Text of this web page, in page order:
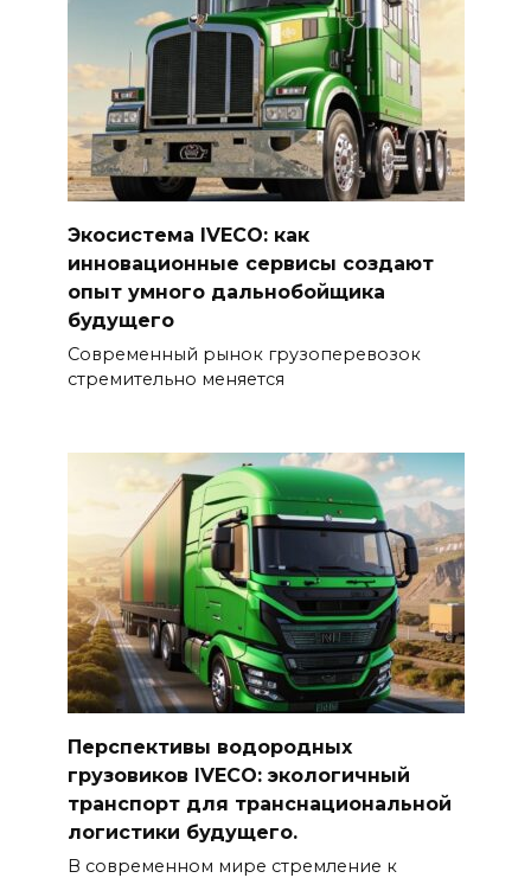
Экосистема IVECO: как
инновационные сервисы создают
опыт умного дальнобойщика
будущего
Современный рынок грузоперевозок
стремительно меняется
Перспективы водородных
грузовиков IVECO: экологичный
транспорт для транснациональной
логистики будущего.
В современном мире стремление к